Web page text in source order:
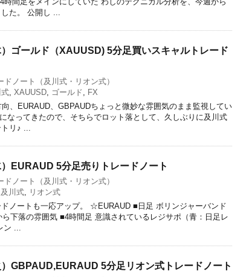
た。 公開し ...
ゴールド（XAUUSD) 5分足買いスキャルトレード
ドノート（及川式・リオン式）
式, XAUUSD, ゴールド, FX
、EURAUD、GBPAUDちょっと微妙な雰囲気のまま監視してい
なってきたので、そちらでロット落として、久しぶりに及川式
リ♪ ...
EURAUD 5分足売りトレードノート
ドノート（及川式・リオン式）
及川式, リオン式
ノートも一応アップ。 ☆EURAUD ■日足 ボリンジャーバンド
ら下落の雰囲気 ■4時間足 意識されているレジサポ（青：日足レ
ン ...
GBPAUD,EURAUD 5分足リオン式トレードノート